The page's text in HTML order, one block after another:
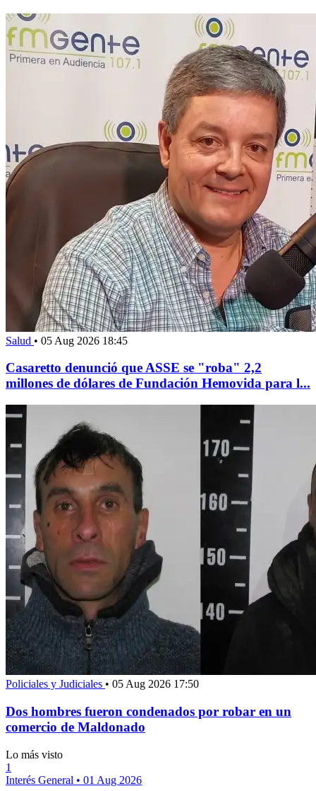
Salud • 05 Aug 2026 18:45
Casaretto denunció que ASSE se "roba" 2,2
millones de dólares de Fundación Hemovida para l...
Policiales y Judiciales • 05 Aug 2026 17:50
Dos hombres fueron condenados por robar en un
comercio de Maldonado
Lo más visto
1
Interés General • 01 Aug 2026